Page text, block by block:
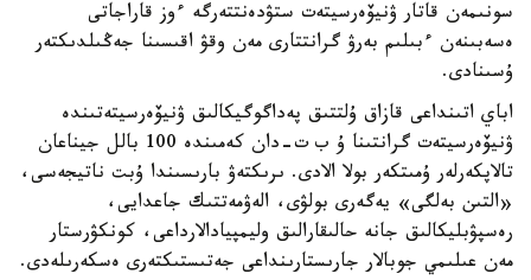
سونىمەن قاتار ۋنيۆەرسيتەت ستۋدەنتتەرگە ءوز قاراجاتى
ەسەبىنەن ءبىلىم بەرۋ گرانتتارى مەن وقۋ اقىسىنا جەڭىلدىكتەر
ۇسىنادى.
اباي اتىنداعى قازاق ۇلتتىق پەداگوگيكالىق ۋنيۆەرسيتەتىندە
ۋنيۆەرسيتەت گرانتىنا ۇ ب ت-دان كەمىندە 100 بالل جيناعان
تالاپكەرلەر ۇمىتكەر بولا الادى. ىرىكتەۋ بارىسىندا ۇبت ناتيجەسى،
«التىن بەلگى» يەگەرى بولۋى، الەۋمەتتىك جاعدايى،
رەسپۋبليكالىق جانە حالىقارالىق وليمپيادالارداعى، كونكۋرستار
مەن عىلىمي جوبالار جارىستارىنداعى جەتىستىكتەرى ەسكەرىلەدى.